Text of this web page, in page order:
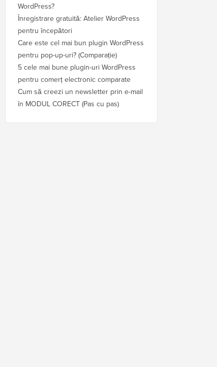
WordPress?
Înregistrare gratuită: Atelier WordPress
pentru începători
Care este cel mai bun plugin WordPress
pentru pop-up-uri? (Comparație)
5 cele mai bune plugin-uri WordPress
pentru comerț electronic comparate
Cum să creezi un newsletter prin e-mail
în MODUL CORECT (Pas cu pas)